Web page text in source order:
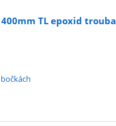
400mm TL epoxid trouba